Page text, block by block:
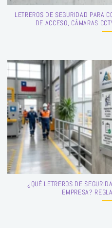
LETREROS DE SEGURIDAD PARA
DE ACCESO, CÁMARAS
¿QUÉ LETREROS DE
EMPRESA?